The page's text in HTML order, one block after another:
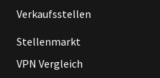
Verkaufsstellen
Stellenmarkt
VPN Vergleich